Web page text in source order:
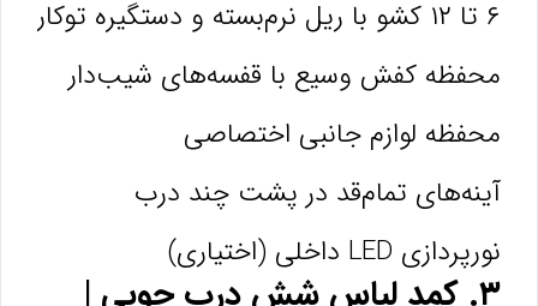
۶ تا ۱۲ کشو با ریل نرم‌بسته و دستگیره توکار
محفظه کفش وسیع با قفسه‌های شیب‌دار
محفظه لوازم جانبی اختصاصی
آینه‌های تمام‌قد در پشت چند درب
نورپردازی LED داخلی (اختیاری)
۳. کمد لباس شش درب چوبی |